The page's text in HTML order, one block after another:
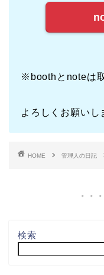
※boothとnoteは
よろしくお願いし
HOME 管理人の日記
検索